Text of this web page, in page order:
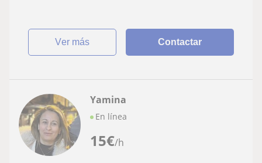
ver más Contactar
15€/h
Yamina
En línea